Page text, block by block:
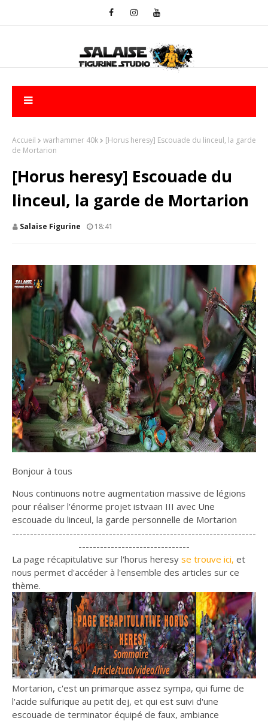
Accueil warhammer 40k
[Horus heresy] Escouade du linceul, la garde
de Mortarion
[Horus heresy] Escouade du
linceul, la garde de Mortarion
Salaise Figurine 18:41
Bonjour à tous
Nous continuons notre augmentation massive de légions
pour réaliser l'énorme projet istvaan III avec Une
escouade du linceul, la garde personnelle de Mortarion
--------------------------------------------------------------------
-------------------------------
La page récapitulative sur l'horus heresy se trouve ici, et
nous permet d'accéder à l'ensemble des articles sur ce
thème.
Mortarion, c'est un primarque assez sympa, qui fume de
l'acide sulfurique au petit dej, et qui est suivi d'une
escouade de terminator équipé de faux, ambiance